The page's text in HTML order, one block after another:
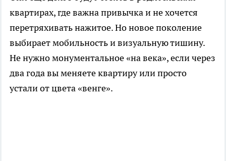
квартирах, где важна привычка и не хочется
перетряхивать нажитое. Но новое поколение
выбирает мобильность и визуальную тишину.
Не нужно монументальное «на века», если через
два года вы меняете квартиру или просто
устали от цвета «венге».